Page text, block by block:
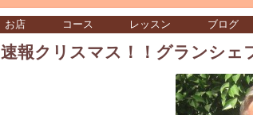
お店 コース レッスン ブログ
速報クリスマス！！グランシェ